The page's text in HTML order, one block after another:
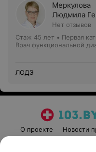
Меркулова
Людмила
Нет отзывов
Стаж 45 лет • Первая
Врач функциональной
ЛОДЭ
О проекте Новости